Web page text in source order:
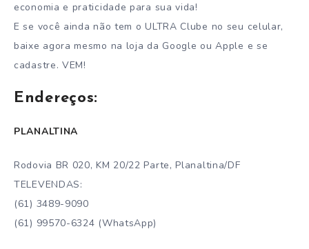
economia e praticidade para sua vida!
E se você ainda não tem o ULTRA Clube no seu celular,
baixe agora mesmo na loja da Google ou Apple e se
cadastre. VEM!
Endereços:
PLANALTINA
Rodovia BR 020, KM 20/22 Parte, Planaltina/DF
TELEVENDAS:
(61) 3489-9090
(61) 99570-6324 (WhatsApp)